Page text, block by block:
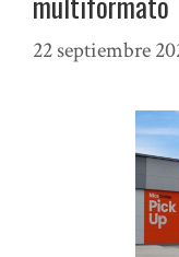
22 septiembre